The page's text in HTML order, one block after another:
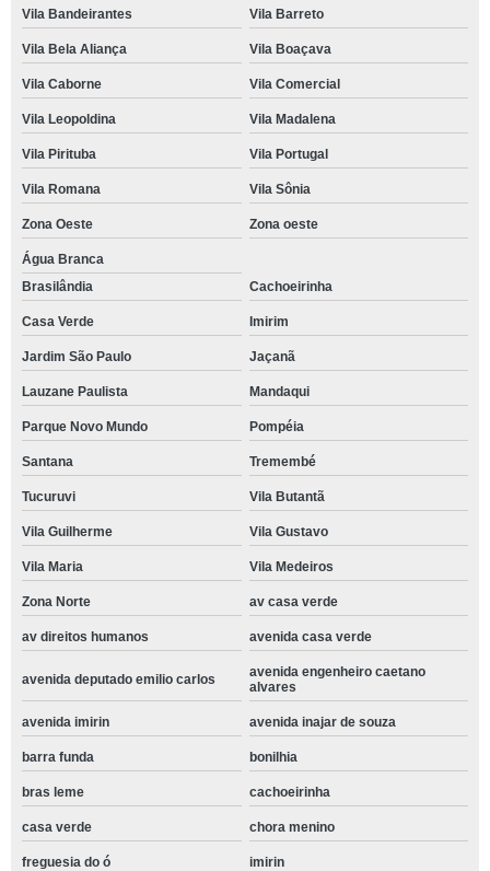
Vila Bandeirantes Vila Barreto
Vila Bela Aliança Vila Boaçava
Vila Caborne Vila Comercial
Vila Leopoldina Vila Madalena
Vila Pirituba Vila Portugal
Vila Romana Vila Sônia
Zona Oeste Zona oeste
Água Branca
Brasilândia
Cachoeirinha
Casa Verde Imirim
Jardim São Paulo Jaçanã
Lauzane Paulista Mandaqui
Parque Novo Mundo Pompéia
Santana Tremembé
Tucuruvi Vila Butantã
Vila Guilherme Vila Gustavo
Vila Maria Vila Medeiros
Zona Norte av casa verde
av direitos humanos avenida casa verde
avenida deputado emilio carlos
avenida engenheiro caetano
alvares
avenida imirin avenida inajar de souza
barra funda bonilhia
bras leme cachoeirinha
casa verde chora menino
freguesia do ó imirin